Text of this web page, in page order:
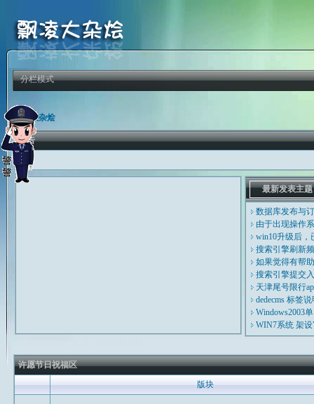
分栏模式
飘凌大杂烩
公告
最新发表主题
数据库发布与
由于出现操作
win10升级后，
搜索引擎刷新
如果觉得有帮
搜索引擎提交
天津尾号限行
dedecms 标签
Windows2003
WIN7系统 架
许愿节日祝福区
版块